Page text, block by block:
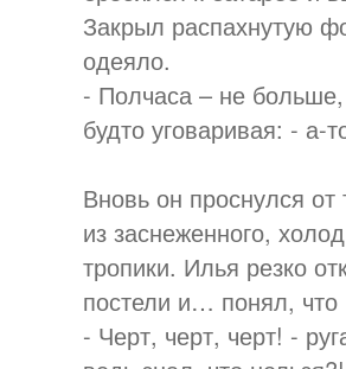
Закрыл распахнутую
одеяло.
- Полчаса – не
будто уговаривая: - а-
Вновь он проснулся
из заснеженного,
тропики. Илья резко
постели и… понял,
- Черт, черт, черт! -